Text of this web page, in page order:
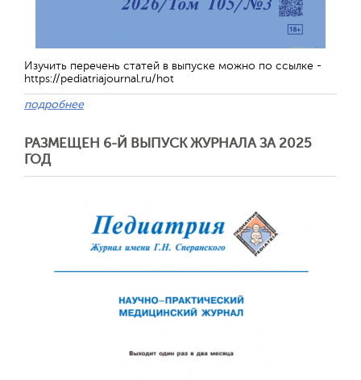
Изучить перечень статей в выпуске можно по ссылке -
https://pediatriajournal.ru/hot
подробнее
РАЗМЕЩЕН 6-Й ВЫПУСК ЖУРНАЛА ЗА 2025
ГОД